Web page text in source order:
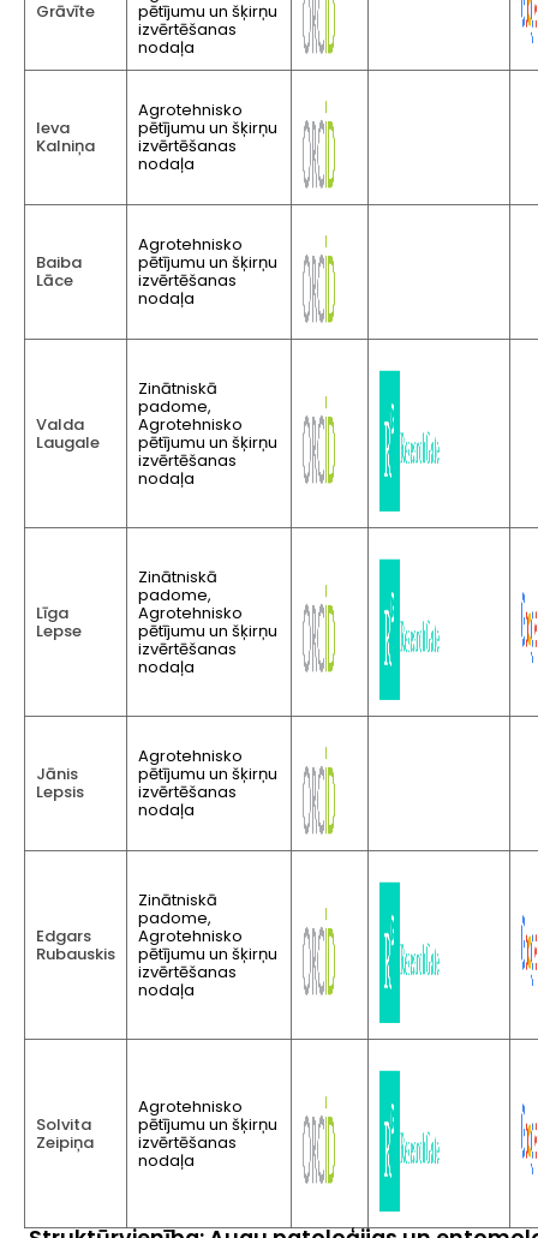
Grāvīte pētījumu un šķirņu
izvērtēšanas
nodaļa
Ieva
Kalniņa
Agrotehnisko
pētījumu un šķirņu
izvērtēšanas
nodaļa
Baiba
Lāce
Agrotehnisko
pētījumu un šķirņu
izvērtēšanas
nodaļa
Valda
Laugale
Zinātniskā
padome,
Agrotehnisko
pētījumu un šķirņu
izvērtēšanas
nodaļa
Līga
Lepse
Zinātniskā
padome,
Agrotehnisko
pētījumu un šķirņu
izvērtēšanas
nodaļa
Jānis
Lepsis
Agrotehnisko
pētījumu un šķirņu
izvērtēšanas
nodaļa
Edgars
Rubauskis
Zinātniskā
padome,
Agrotehnisko
pētījumu un šķirņu
izvērtēšanas
nodaļa
Solvita
Zeipiņa
Agrotehnisko
pētījumu un šķirņu
izvērtēšanas
nodaļa